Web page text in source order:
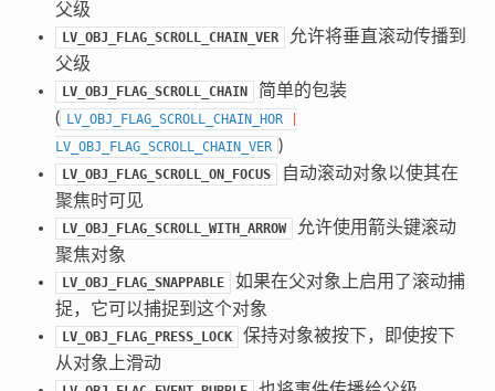
父级
LV_OBJ_FLAG_SCROLL_CHAIN_VER
允许将垂直滚动传播到
父级
LV_OBJ_FLAG_SCROLL_CHAIN
简单的包装
( LV_OBJ_FLAG_SCROLL_CHAIN_HOR
LV_OBJ_FLAG_SCROLL_CHAIN_VER )
LV_OBJ_FLAG_SCROLL_ON_FOCUS
自动滚动对象以使其在
聚焦时可见
LV_OBJ_FLAG_SCROLL_WITH_ARROW
允许使用箭头键滚动
聚焦对象
LV_OBJ_FLAG_SNAPPABLE
如果在父对象上启用了滚动捕
捉，它可以捕捉到这个对象
LV_OBJ_FLAG_PRESS_LOCK
保持对象被按下，即使按下
从对象上滑动